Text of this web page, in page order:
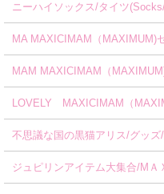
ニーハイソックス/タイツ
MA MAXICIMAM（MAXIMUM)
MAM MAXICIMAM（
LOVELY MAXICIMAM（
不思議な国の黒猫アリス/グッズ
ジュピリンアイテム大集合/MＡ